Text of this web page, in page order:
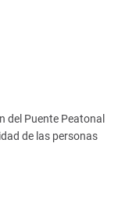
del Puente Peatonal
de las personas